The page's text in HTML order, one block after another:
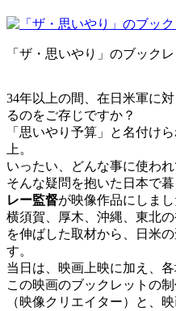
時
「ザ・思いやり」のブックレ
34年以上の間、在日米軍に
るのをご存じですか？
「思いやり予算」と名付け
上。
いったい、どんな事に使われ
そんな疑問を抱いた日本で暮
レー監督が映像作品にしまし
横須賀、厚木、沖縄、東北
を伸ばした取材から、日米
す。
当日は、映画上映に加え、
この映画のブックレットの
（映像クリエイター）と、